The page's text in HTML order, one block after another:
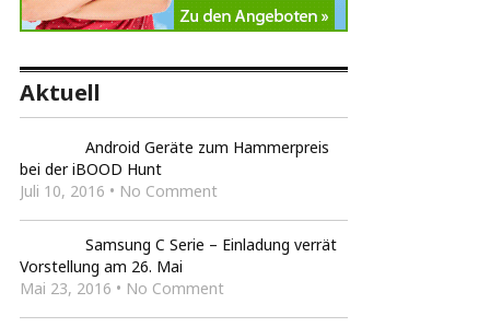
Aktuell
Android Geräte zum Hammerpreis
bei der iBOOD Hunt
Juli 10, 2016 • No Comment
Samsung C Serie – Einladung verrät
Vorstellung am 26. Mai
Mai 23, 2016 • No Comment